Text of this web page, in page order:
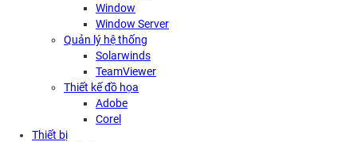
Window
Window Server
Quản lý hệ thống
Solarwinds
TeamViewer
Thiết kế đồ họa
Adobe
Corel
Thiết bị